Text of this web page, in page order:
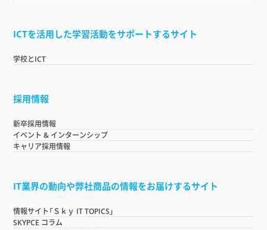
ICTを活用した学習活動をサポートするサイト
学校とICT
採用情報
新卒採用情報
イベント & インターンシップ
キャリア採用情報
IT業界の動向や弊社商品の情報をお届けするサイト
情報サイト「Ｓｋｙ IT TOPICS」
SKYPCE コラム